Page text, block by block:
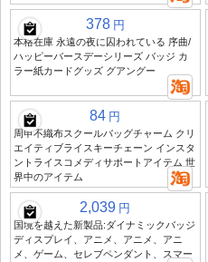
378 円
本格在庫 永遠の夜に囚われている 序曲/
ハッピーバースデーシリーズ バッジ カ
ラー紙カードグッズ グアングー
84 円
周申不織布スクールバッグチャーム クリ
エイティブライスキーチェーン インスタ
ントライスコメディサポートアイテム 世
界中のアイテム
2,039 円
国境を越えた新製品:ダイナミックバッジ
ディスプレイ、アニメ、アニメ、アニ
メ、ゲーム、セレブペンダント、スマー